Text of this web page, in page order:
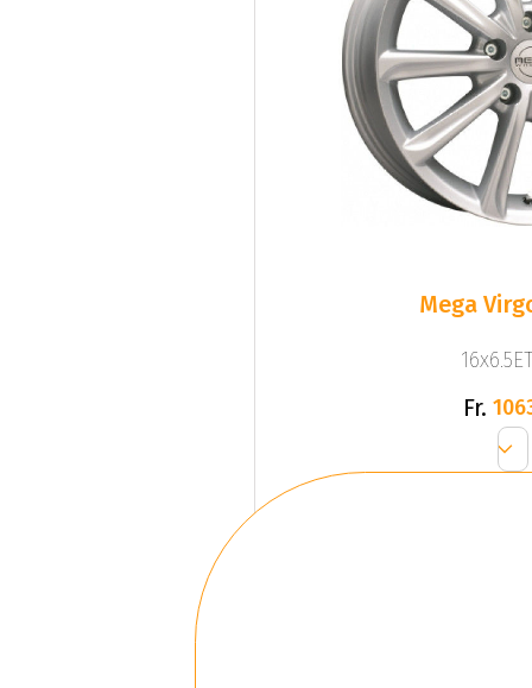
Mega
Fr.